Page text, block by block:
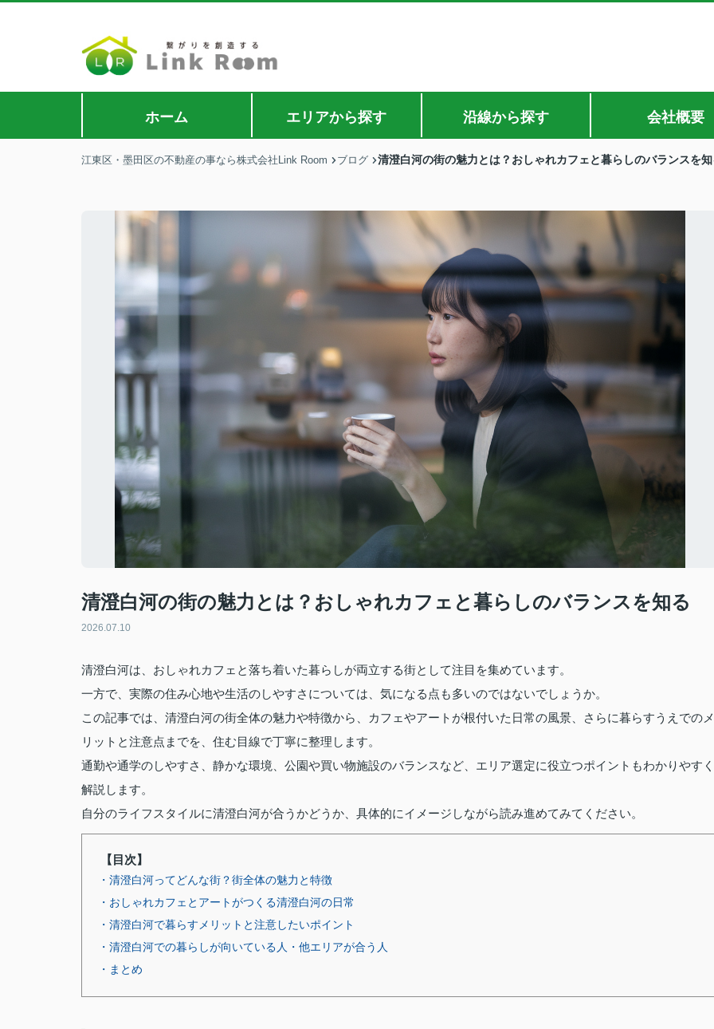
ホーム エリアから探す 沿線から探す 会社概要
江東区・墨田区の不動産の事なら株式会社Link Room ブログ 清澄白河の街の魅力とは？おしゃれカフェと暮らしのバランスを
清澄白河の街の魅力とは？おしゃれカフェと暮らしのバランスを知る
2026.07.10
清澄白河は、おしゃれカフェと落ち着いた暮らしが両立する街として注目を集めています。
一方で、実際の住み心地や生活のしやすさについては、気になる点も多いのではないでしょうか。
この記事では、清澄白河の街全体の魅力や特徴から、カフェやアートが根付いた日常の風景、さらに暮らすうえでのメ
リットと注意点までを、住む目線で丁寧に整理します。
通勤や通学のしやすさ、静かな環境、公園や買い物施設のバランスなど、エリア選定に役立つポイントもわかりやすく
解説します。
自分のライフスタイルに清澄白河が合うかどうか、具体的にイメージしながら読み進めてみてください。
【目次】
・清澄白河ってどんな街？街全体の魅力と特徴
・おしゃれカフェとアートがつくる清澄白河の日常
・清澄白河で暮らすメリットと注意したいポイント
・清澄白河での暮らしが向いている人・他エリアが合う人
・まとめ